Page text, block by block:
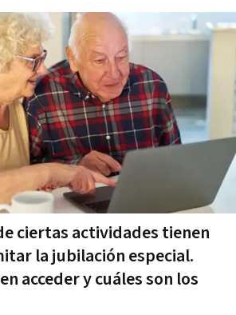
ciertas actividades tienen
la jubilación especial.
acceder y cuáles son los